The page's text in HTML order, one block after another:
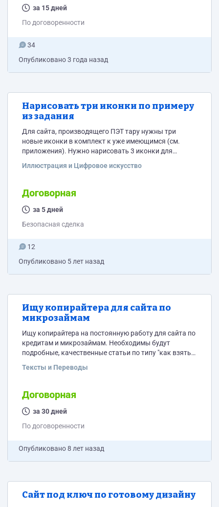
за 15 дней
По договоренности
34
Опубликовано3 года назад
Нарисовать три иконки по примеру
из задания
Для сайта, производящего ПЭТ тару нужны три
новые иконки в комплект к уже имеющимся (см.
приложения). Нужно нарисовать 3 иконки для
банки и Дозаторы в таком же стиле.
Иллюстрация и Цифровое искусство
Договорная
за 5 дней
Безопасная сделка
12
Опубликовано 5 лет назад
Ищу копирайтера для сайта по
микрозаймам
Ищу копирайтера на постоянную работу для сайта по
кредитам и микрозаймам. Необходимы будут
подробные, качественные статьи по типу "как взять
карту". Статьи от 5000 символов, со списками,
воды, от 7 по главреду. Формат работы: вы пишете
статью, если все ок, я оплачиваю и даю тему для
следующей. Жду предложений по...
Тексты и Переводы
Договорная
за 30 дней
По договоренности
Опубликовано8 лет назад
Сайт под ключ по готовому дизайну